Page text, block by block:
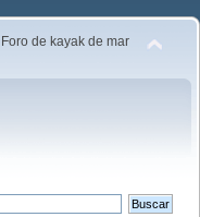
Foro de kayak de mar